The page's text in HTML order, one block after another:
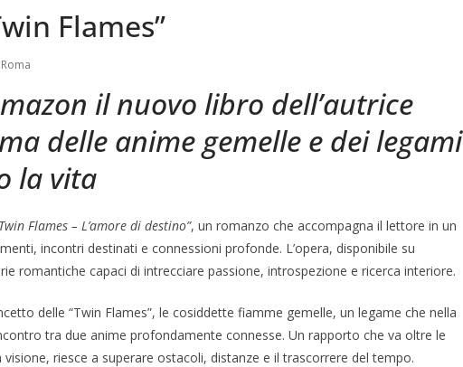
Flames”
il nuovo libro dell’autrice
delle anime gemelle e dei legami
la vita
Flames – L’amore di destino”, un romanzo che accompagna il lettore in un
incontri destinati e connessioni profonde. L’opera, disponibile su
romantiche capaci di intrecciare passione, introspezione e ricerca interiore.
delle “Twin Flames”, le cosiddette fiamme gemelle, un legame che nella
tra due anime profondamente connesse. Un rapporto che va oltre le
riesce a superare ostacoli, distanze e il trascorrere del tempo.